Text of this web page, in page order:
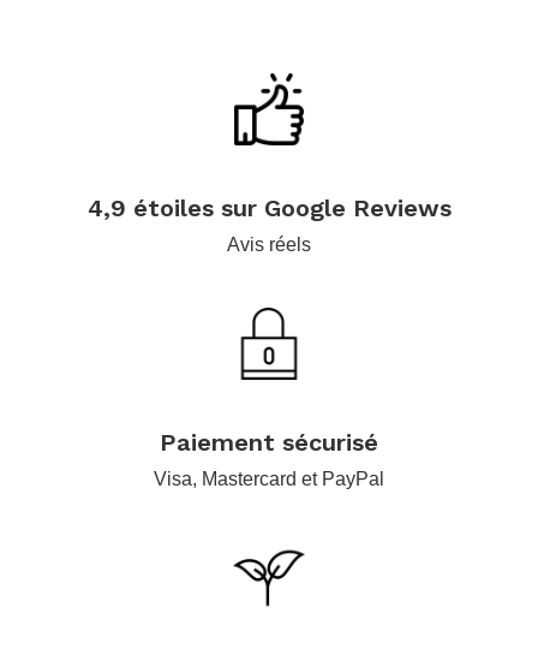
4,9 étoiles sur Google Reviews
Avis réels
Paiement sécurisé
Visa, Mastercard et PayPal